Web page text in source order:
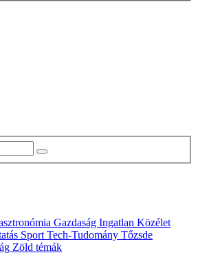
Gazdaság Ingatlan Közélet
Sport Tech-Tudomány Tőzsde
Zöld témák